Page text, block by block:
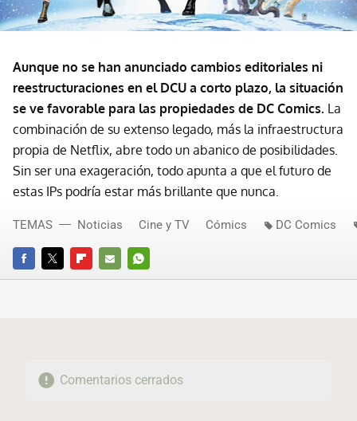
Aunque no se han anunciado cambios editoriales ni
reestructuraciones en el DCU a corto plazo, la situación
se ve favorable para las propiedades de DC Comics. La
combinación de su extenso legado, más la infraestructura
propia de Netflix, abre todo un abanico de posibilidades.
Sin ser una exageración, todo apunta a que el futuro de
estas IPs podría estar más brillante que nunca.
FACEBOOKTWITTERFLIPBOARD
E-
WHATSAPP
TEMAS Noticias Cine y TV Cómics DC Comics
Comentarios cerrados